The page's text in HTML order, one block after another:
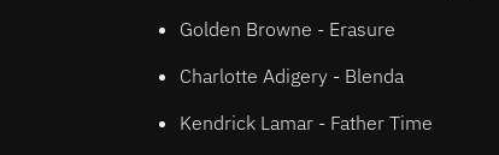
Golden Browne - Erasure
Charlotte Adigery - Blenda
Kendrick Lamar - Father Time